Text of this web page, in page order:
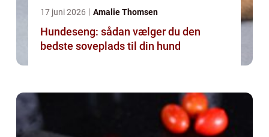
17 juni 2026 Amalie Thomsen
Hundeseng: sådan vælger du den
bedste soveplads til din hund